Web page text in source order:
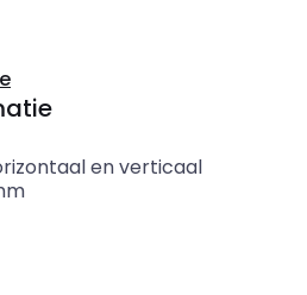
en verticaal